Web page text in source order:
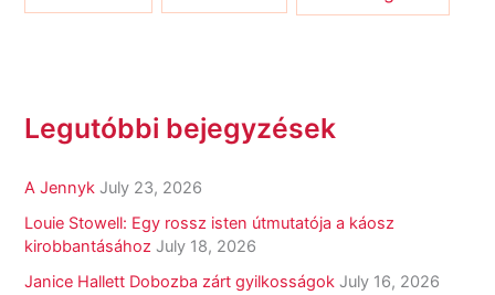
Legutóbbi bejegyzések
A Jennyk July 23, 2026
Louie Stowell: Egy ​rossz isten útmutatója a káosz
kirobbantásához July 18, 2026
Janice Hallett Dobozba zárt gyilkosságok July 16, 2026